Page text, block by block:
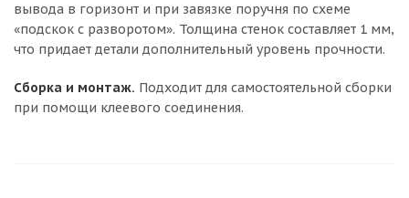
вывода в горизонт и при завязке поручня по схеме
«подскок с разворотом». Толщина стенок составляет 1 мм,
что придает детали дополнительный уровень прочности.
Сборка и монтаж. Подходит для самостоятельной сборки
при помощи клеевого соединения.